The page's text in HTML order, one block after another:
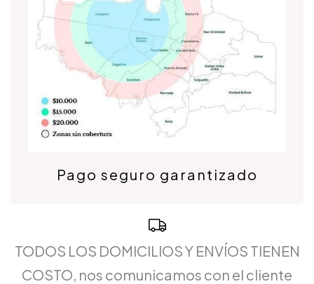
Pago seguro garantizado
TODOS LOS DOMICILIOS Y ENVÍOS TIENEN
COSTO, nos comunicamos con el cliente